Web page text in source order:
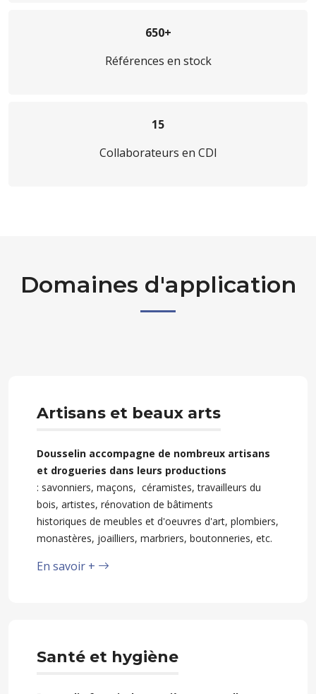
650+
Références en stock
15
Collaborateurs en CDI
Domaines d'application
Artisans et beaux arts
Dousselin accompagne de nombreux artisans
et drogueries dans leurs productions
: savonniers, maçons, céramistes, travailleurs du
bois, artistes, rénovation de bâtiments
historiques de meubles et d'oeuvres d'art, plombiers,
monastères, joailliers, marbriers, boutonneries, etc.
En savoir +
Santé et hygiène